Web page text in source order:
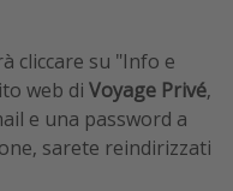
cliccare su "Info e
web di Voyage Privé,
e una password a
sarete reindirizzati